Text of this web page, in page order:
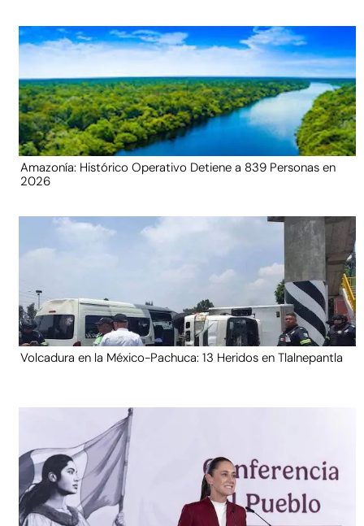
Amazonía: Histórico Operativo Detiene a 839 Personas en
2026
Volcadura en la México-Pachuca: 13 Heridos en Tlalnepantla